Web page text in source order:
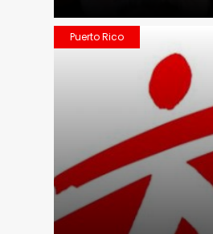
Puerto Rico